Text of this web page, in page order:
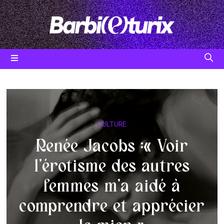
Skip
to
content
Post
category:
CULTURE
Renée Jacobs :« Voir
l’érotisme des autres
femmes m’a aidé à
comprendre et apprécier